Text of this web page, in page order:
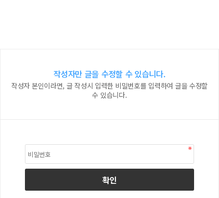
작성자만 글을 수정할 수 있습니다.
작성자 본인이라면, 글 작성시 입력한 비밀번호를 입력하여 글을 수정할
수 있습니다.